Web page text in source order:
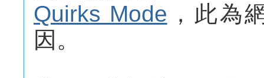
Quirks Mode ，此為
因。